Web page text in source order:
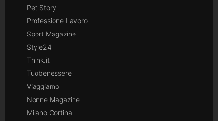
Pet Story
Professione Lavoro
Sport Magazine
Style24
Think.it
Tuobenessere
Viaggiamo
Nonne Magazine
Milano Cortina